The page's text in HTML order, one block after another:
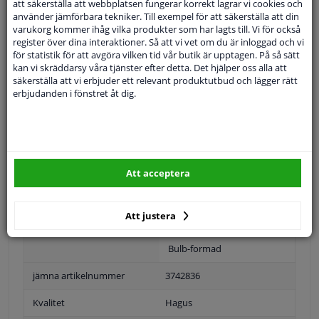
Specifikationer
applikation: vänster (på förarens sida)
Uppvärmbar
Bulb-formad
jämna artikelnummer 3742836
Kvalitet Hagus
att säkerställa att webbplatsen fungerar korrekt lagrar vi cookies och
använder jämförbara tekniker. Till exempel för att säkerställa att din
varukorg kommer ihåg vilka produkter som har lagts till. Vi för också
register över dina interaktioner. Så att vi vet om du är inloggad och vi
för statistik för att avgöra vilken tid vår butik är upptagen. På så sätt
kan vi skräddarsy våra tjänster efter detta. Det hjälper oss alla att
säkerställa att vi erbjuder ett relevant produktutbud och lägger rätt
erbjudanden i fönstret åt dig.
Att justera
Att acceptera